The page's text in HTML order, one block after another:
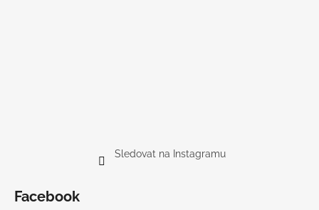
Sledovat na Instagramu
Facebook